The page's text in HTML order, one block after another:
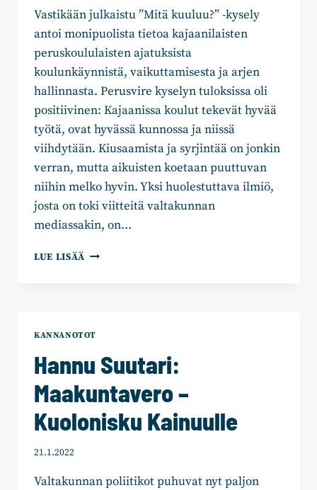
Vastikään julkaistu ”Mitä kuuluu?” -kysely
antoi monipuolista tietoa kajaanilaisten
peruskoululaisten ajatuksista
koulunkäynnistä, vaikuttamisesta ja arjen
hallinnasta. Perusvire kyselyn tuloksissa oli
positiivinen: Kajaanissa koulut tekevät hyvää
työtä, ovat hyvässä kunnossa ja niissä
viihdytään. Kiusaamista ja syrjintää on jonkin
verran, mutta aikuisten koetaan puuttuvan
niihin melko hyvin. Yksi huolestuttava ilmiö,
josta on toki viitteitä valtakunnan
mediassakin, on…
LUE LISÄÄ AULI
KANNANOTOT
Hannu Suutari:
Maakuntavero –
Kuolonisku Kainuulle
21.1.2022
Valtakunnan poliitikot puhuvat nyt paljon